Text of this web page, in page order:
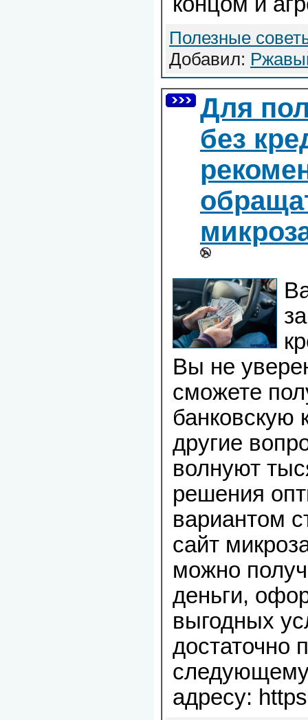
Полезные
Добавил:
Для
без
Вы не
сможете
банковскую
другие
волнуют
решения
вариантом
сайт
можно
деньги,
выгодных
достаточно
адресу: